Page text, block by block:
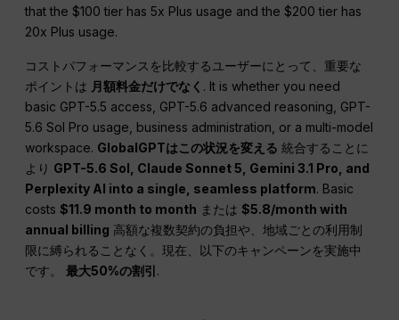
that the $100 tier has 5x Plus usage and the $200 tier has
20x Plus usage.
コストパフォーマンスを比較するユーザーにとって、重要な
ポイントは 月額料金だけでなく . It is whether you need
basic GPT-5.5 access, GPT-5.6 advanced reasoning, GPT-
5.6 Sol Pro usage, business administration, or a multi-model
workspace. GlobalGPTはこの状況を変える 統合することに
より GPT-5.6 Sol, Claude Sonnet 5, Gemini 3.1 Pro, and
Perplexity AI into a single, seamless platform. Basic
costs$11.9 month to month または$5.8/month with
annual billing 高額な複数契約の負担や、地域ごとの利用制
限に縛られることなく。現在、以下のキャンペーンを実施中
です。最大50%の割引 .